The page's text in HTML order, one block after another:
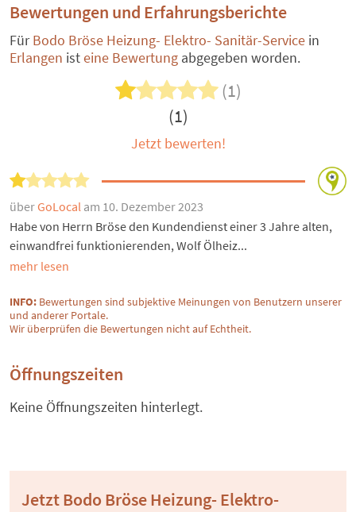
Bewertungen und Erfahrungsberichte
FürBodo Bröse Heizung- Elektro- Sanitär-Service in
Erlangen isteine Bewertung abgegeben worden.
(1)
(1)
Jetzt bewerten!
überGoLocal am 10. Dezember 2023
Habe von Herrn Bröse den Kundendienst einer 3 Jahre alten,
einwandfrei funktionierenden, Wolf Ölheiz...
mehr lesen
INFO: Bewertungen sind subjektive Meinungen von Benutzern unserer
und anderer Portale.
Wir überprüfen die Bewertungen nicht auf Echtheit.
Öffnungszeiten
Keine Öffnungszeiten hinterlegt.
Jetzt Bodo Bröse Heizung- Elektro-